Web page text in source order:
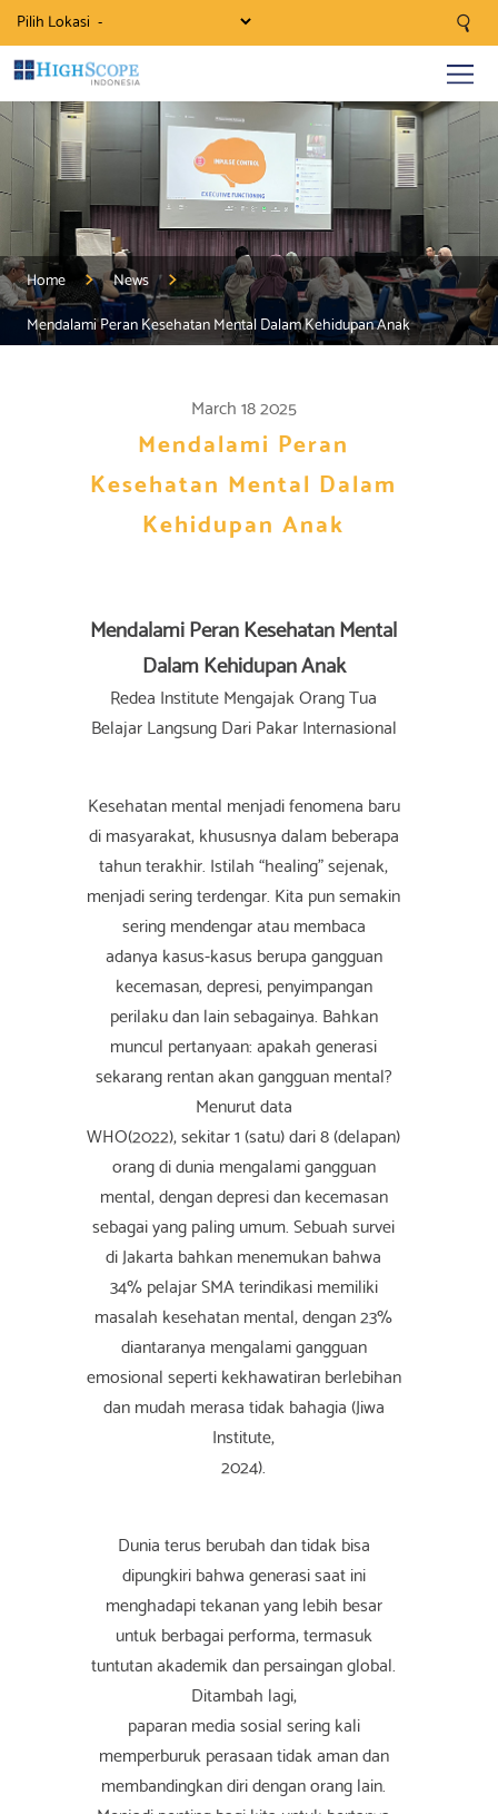
Pilih Lokasi
Home
News
Mendalami Peran Kesehatan Mental Dalam Kehidupan Anak
March 18 2025
Mendalami Peran
Kesehatan Mental Dalam
Kehidupan Anak
Mendalami Peran Kesehatan Mental
Dalam Kehidupan Anak
Redea Institute Mengajak Orang Tua
Belajar Langsung Dari Pakar Internasional
Kesehatan mental menjadi fenomena baru
di masyarakat, khususnya dalam beberapa
tahun terakhir. Istilah “healing” sejenak,
menjadi sering terdengar. Kita pun semakin
sering mendengar atau membaca
adanya kasus-kasus berupa gangguan
kecemasan, depresi, penyimpangan
perilaku dan lain sebagainya. Bahkan
muncul pertanyaan: apakah generasi
sekarang rentan akan gangguan mental?
Menurut data
WHO(2022), sekitar 1 (satu) dari 8 (delapan)
orang di dunia mengalami gangguan
mental, dengan depresi dan kecemasan
sebagai yang paling umum. Sebuah survei
di Jakarta bahkan menemukan bahwa
34% pelajar SMA terindikasi memiliki
masalah kesehatan mental, dengan 23%
diantaranya mengalami gangguan
emosional seperti kekhawatiran berlebihan
dan mudah merasa tidak bahagia (Jiwa
Institute,
2024).
Dunia terus berubah dan tidak bisa
dipungkiri bahwa generasi saat ini
menghadapi tekanan yang lebih besar
untuk berbagai performa, termasuk
tuntutan akademik dan persaingan global.
Ditambah lagi,
paparan media sosial sering kali
memperburuk perasaan tidak aman dan
membandingkan diri dengan orang lain.